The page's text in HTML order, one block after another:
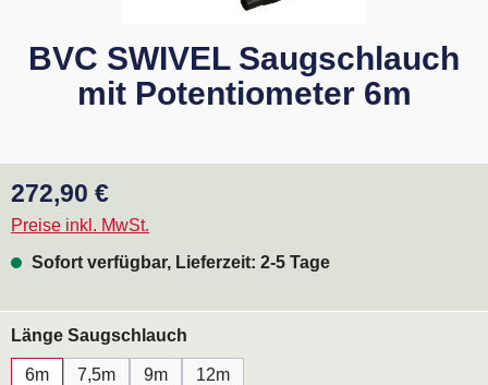
BVC SWIVEL Saugschlauch
mit Potentiometer 6m
Regulärer Preis:
272,90 €
Preise inkl. MwSt.
Sofort verfügbar, Lieferzeit: 2-5 Tage
Länge Saugschlauch
6m 7,5m 9m 12m